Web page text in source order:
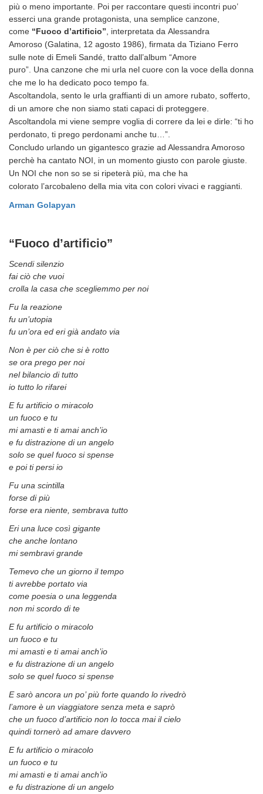
più o meno importante. Poi per raccontare questi incontri puo’
esserci una grande protagonista, una semplice canzone,
come “Fuoco d’artificio”, interpretata da Alessandra
Amoroso (Galatina, 12 agosto 1986), firmata da Tiziano Ferro
sulle note di Emeli Sandé, tratto dall’album “Amore
puro”. Una canzone che mi urla nel cuore con la voce della donna
che me lo ha dedicato poco tempo fa.
Ascoltandola, sento le urla graffianti di un amore rubato, sofferto,
di un amore che non siamo stati capaci di proteggere.
Ascoltandola mi viene sempre voglia di correre da lei e dirle: “ti ho
perdonato, ti prego perdonami anche tu…”.
Concludo urlando un gigantesco grazie ad Alessandra Amoroso
perchè ha cantato NOI, in un momento giusto con parole giuste.
Un NOI che non so se si ripeterà più, ma che ha
colorato l’arcobaleno della mia vita con colori vivaci e raggianti.
Arman Golapyan
“Fuoco d’artificio”
Scendi silenzio
fai ciò che vuoi
crolla la casa che scegliemmo per noi
Fu la reazione
fu un’utopia
fu un’ora ed eri già andato via
Non è per ciò che si è rotto
se ora prego per noi
nel bilancio di tutto
io tutto lo rifarei
E fu artificio o miracolo
un fuoco e tu
mi amasti e ti amai anch’io
e fu distrazione di un angelo
solo se quel fuoco si spense
e poi ti persi io
Fu una scintilla
forse di più
forse era niente, sembrava tutto
Eri una luce così gigante
che anche lontano
mi sembravi grande
Temevo che un giorno il tempo
ti avrebbe portato via
come poesia o una leggenda
non mi scordo di te
E fu artificio o miracolo
un fuoco e tu
mi amasti e ti amai anch’io
e fu distrazione di un angelo
solo se quel fuoco si spense
E sarò ancora un po’ più forte quando lo rivedrò
l’amore è un viaggiatore senza meta e saprò
che un fuoco d’artificio non lo tocca mai il cielo
quindi tornerò ad amare davvero
E fu artificio o miracolo
un fuoco e tu
mi amasti e ti amai anch’io
e fu distrazione di un angelo